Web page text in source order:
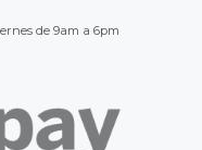
de 9am a 6pm